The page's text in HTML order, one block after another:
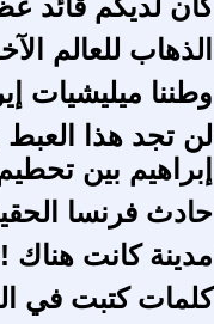
كان لديكم قائد
الذهاب للعالم
وطننا ميليشيات
لن تجد هذا العبط
إبراهيم بين
حادث فرنسا
مدينة كانت
كلمات كتبت في العام 2005